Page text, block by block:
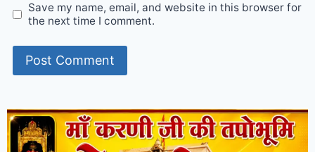
Save my name, email, and website in this browser for
the next time I comment.